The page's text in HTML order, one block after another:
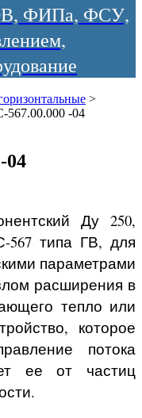
ФИПа, ФСУ,
>
567.00.000 -04
04
Ду 250,
567 типа ГВ, для
параметрами
расширения в
тепло или
которое
потока
ее от частиц